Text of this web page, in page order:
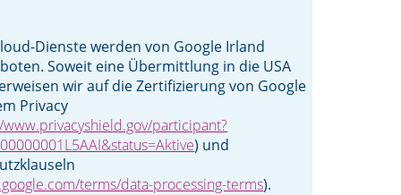
Dienste werden von Google Irland
Soweit eine Übermittlung in die USA
wir auf die Zertifizierung von Google
Privacy
participant?
) und
terms/data-processing-terms).